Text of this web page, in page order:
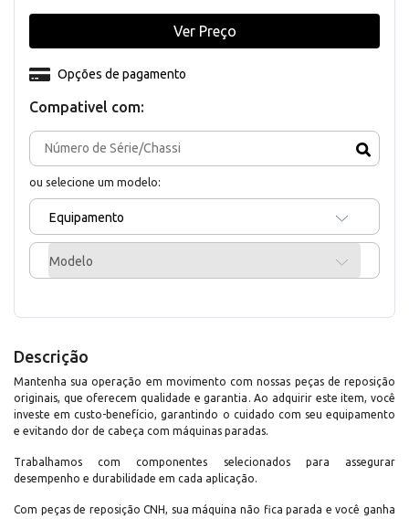
Compativel com:
ou selecione um modelo:
Equipamento
Modelo
Opções de pagamento
Ver Preço
Descrição
Mantenha sua operação em movimento com nossas peças de reposição
originais, que oferecem qualidade e garantia. Ao adquirir este item, você
investe em custo-benefício, garantindo o cuidado com seu equipamento
e evitando dor de cabeça com máquinas paradas.
Trabalhamos com componentes selecionados para assegurar
desempenho e durabilidade em cada aplicação.
Com peças de reposição CNH, sua máquina não fica parada e você ganha